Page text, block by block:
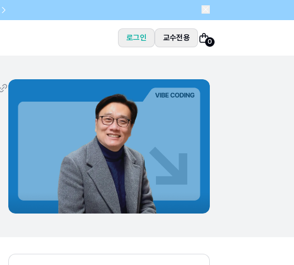
로그인 교수전용 0